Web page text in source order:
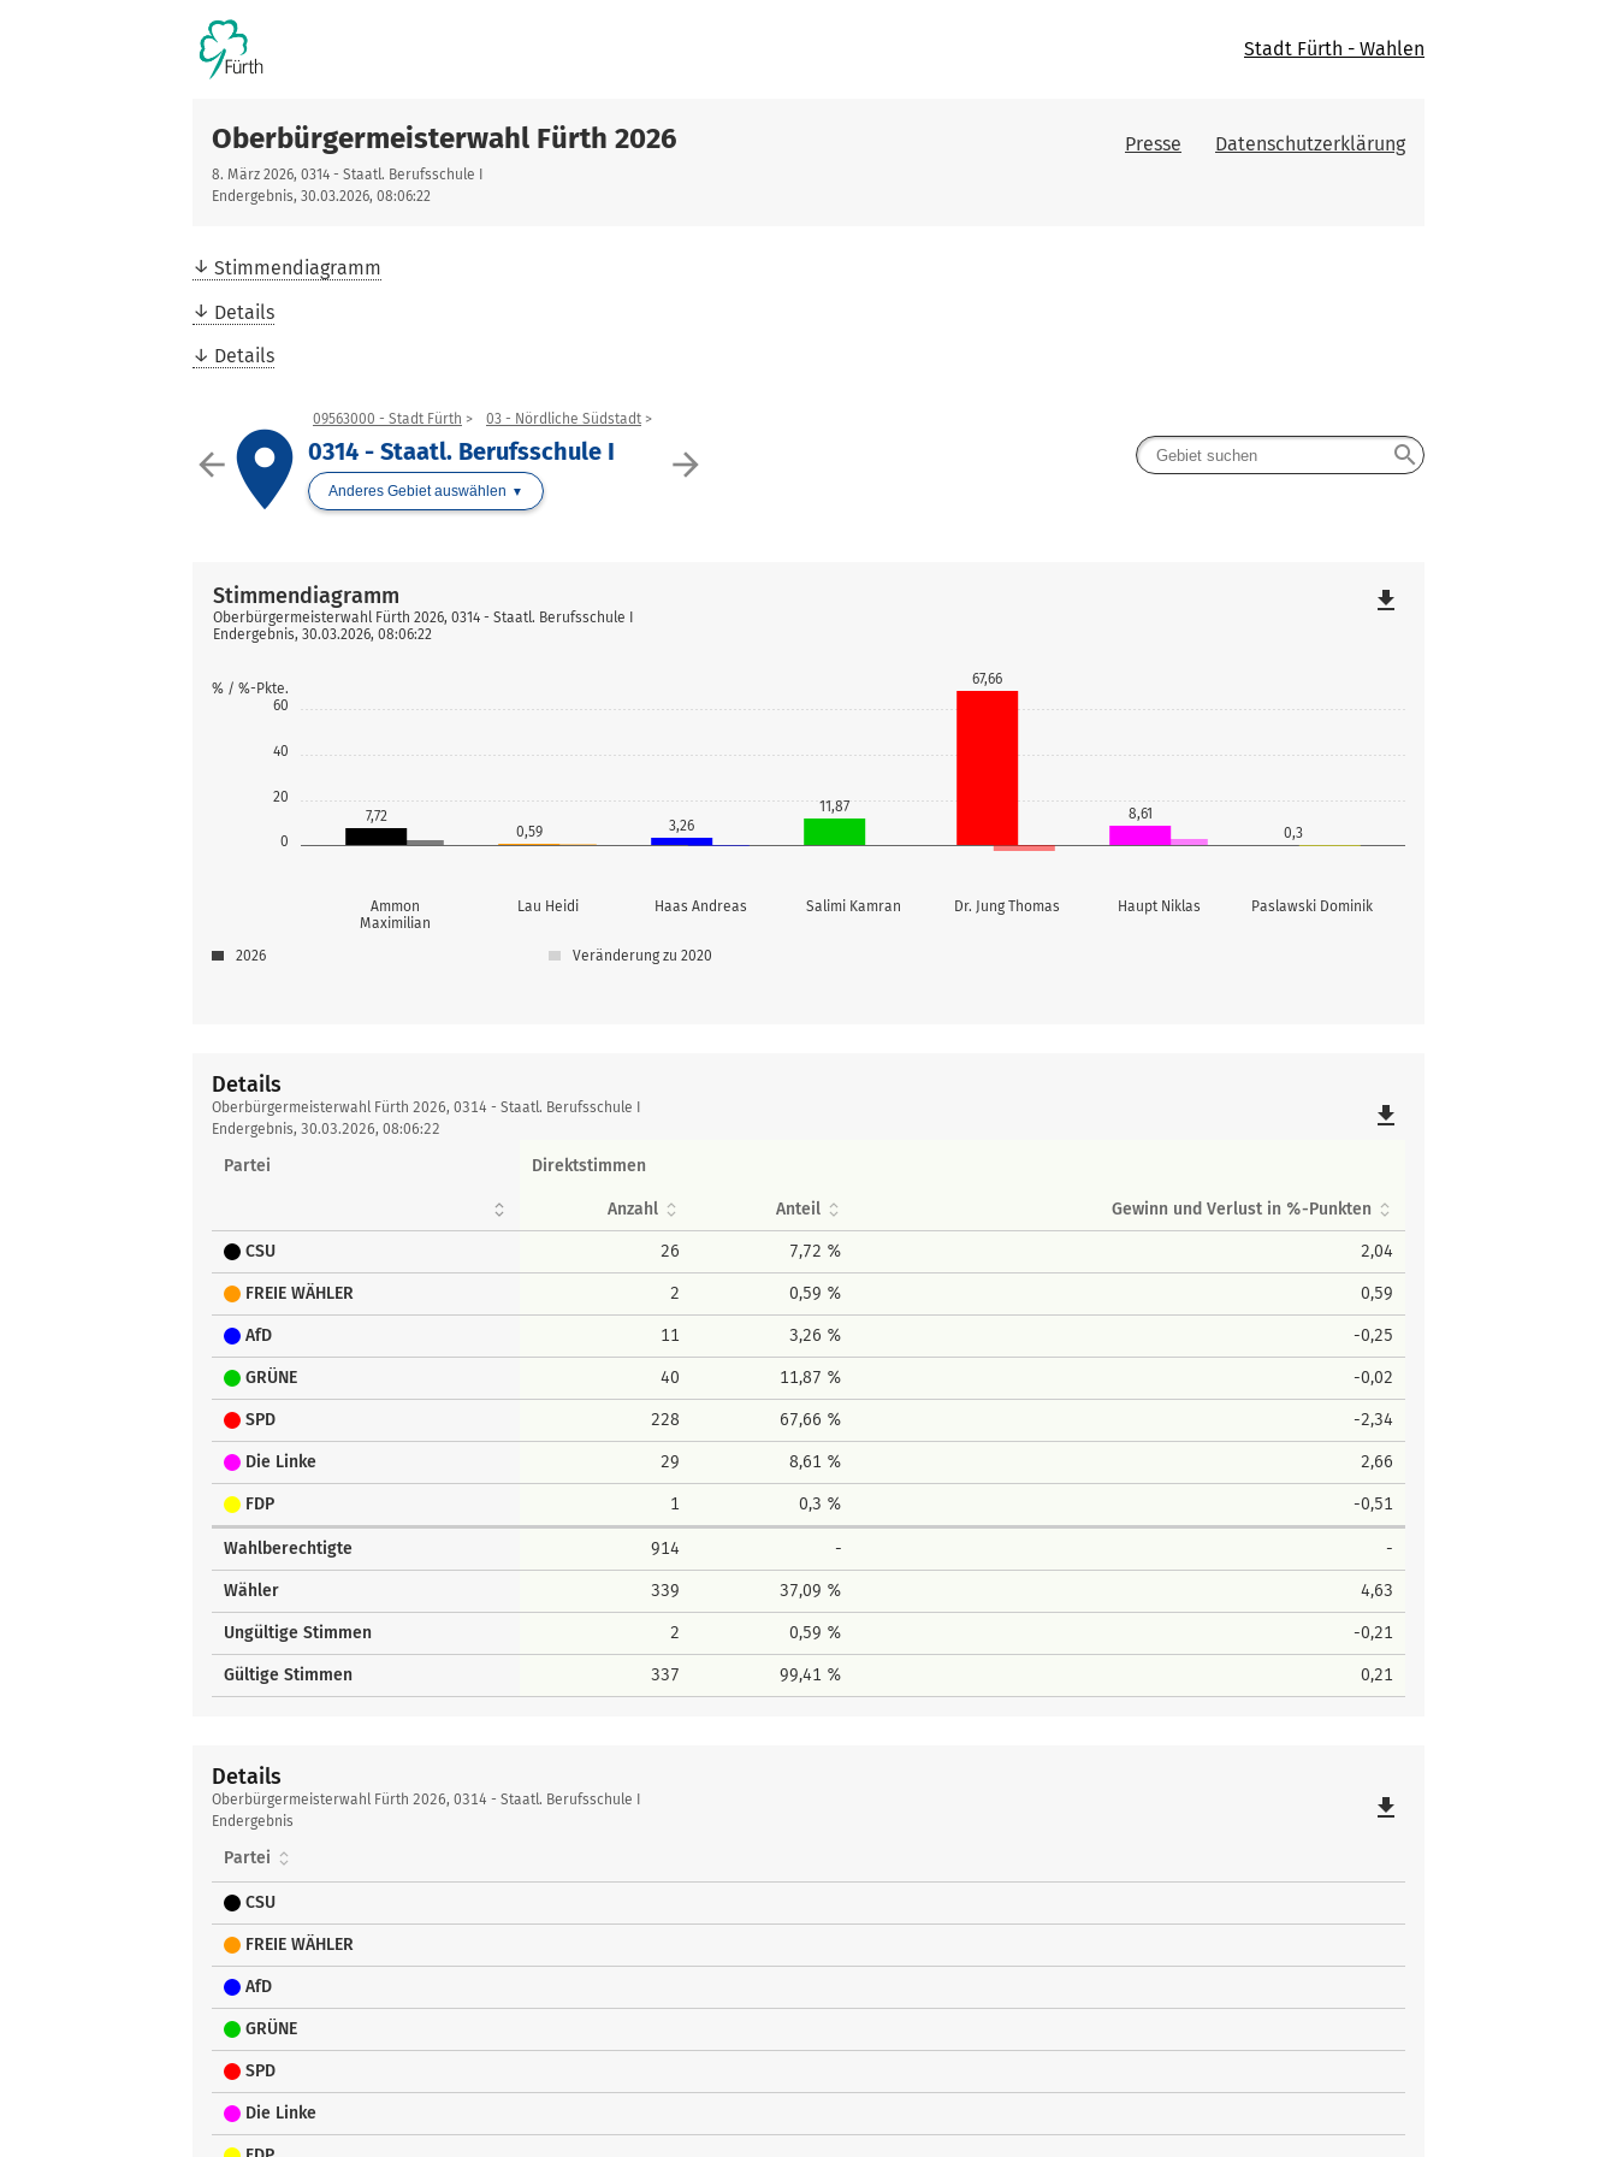
Stadt Fürth - Wahlen
Oberbürgermeisterwahl Fürth 2026
8. März 2026, 0314 - Staatl. Berufsschule I
Endergebnis, 30.03.2026, 08:06:22
Presse Datenschutzerklärung
Stimmendiagramm
Details
Details
arrow_back arrow_forward
place
09563000 - Stadt Fürth 03 - Nördliche Südstadt
0314 - Staatl. Berufsschule I
Anderes Gebiet auswählen
search
0
20
40
60
% / %-Pkte.
Ammon
Maximilian
Lau Heidi Haas Andreas Salimi Kamran Dr. Jung Thomas Haupt Niklas Paslawski Dominik
7,72
0,59
3,26
11,87
67,66
8,61
0,3
Stimmendiagramm
Oberbürgermeisterwahl Fürth 2026, 0314 - Staatl. Berufsschule I
Endergebnis, 30.03.2026, 08:06:22
2026 Veränderung zu 2020
file_download
Details
Details
Oberbürgermeisterwahl Fürth 2026, 0314 - Staatl. Berufsschule I
Endergebnis, 30.03.2026, 08:06:22
file_download
Partei Direktstimmen
Anzahl Anteil Gewinn und Verlust in %-Punkten
CSU 26 7,72 % 2,04
FREIE WÄHLER 2 0,59 % 0,59
AfD 11 3,26 % -0,25
GRÜNE 40 11,87 % -0,02
SPD 228 67,66 % -2,34
Die Linke 29 8,61 % 2,66
FDP 1 0,3 % -0,51
Wahlberechtigte 914 - -
Wähler 339 37,09 % 4,63
Ungültige Stimmen 2 0,59 % -0,21
Gültige Stimmen 337 99,41 % 0,21
Details
Details
Oberbürgermeisterwahl Fürth 2026, 0314 - Staatl. Berufsschule I
Endergebnis
file_download
Partei
CSU
FREIE WÄHLER
AfD
GRÜNE
SPD
Die Linke